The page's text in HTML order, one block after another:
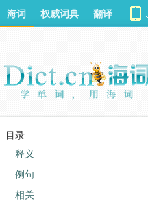
海词 权威词典 翻译
目录
释义
例句
相关